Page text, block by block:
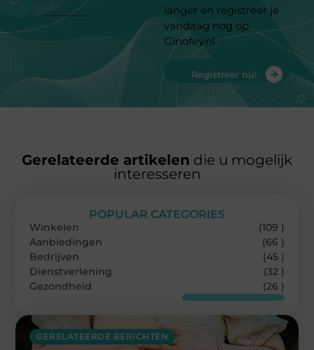
langer en registreer je
vandaag nog op
Ginofey.nl
Registreer nu!
Gerelateerde artikelen die u mogelijk
interesseren
GERELATEERDE BERICHTEN
POPULAR CATEGORIES
Winkelen
(109 )
Aanbiedingen
(66 )
Bedrijven
(45 )
Dienstverlening
(32 )
Gezondheid
(26 )